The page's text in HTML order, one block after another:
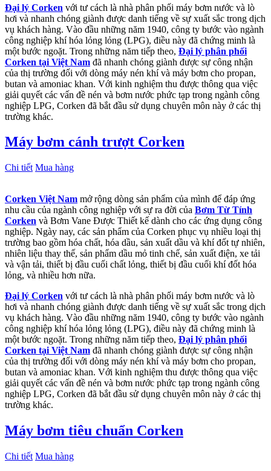
Đại lý Corken với tư cách là nhà phân phối máy bơm nước và lò
hơi và nhanh chóng giành được danh tiếng về sự xuất sắc trong dịch
vụ khách hàng. Vào đầu những năm 1940, công ty bước vào ngành
công nghiệp khí hóa lỏng lỏng (LPG), điều này đã chứng minh là
một bước ngoặt. Trong những năm tiếp theo, Đại lý phân phối
Corken tại Việt Nam đã nhanh chóng giành được sự công nhận
của thị trường đối với dòng máy nén khí và máy bơm cho propan,
butan và amoniac khan. Với kinh nghiệm thu được thông qua việc
giải quyết các vấn đề nén và bơm nước phức tạp trong ngành công
nghiệp LPG, Corken đã bắt đầu sử dụng chuyên môn này ở các thị
trường khác.
Máy bơm cánh trượt Corken
Chi tiết Mua hàng
Corken Việt Nam mở rộng dòng sản phẩm của mình để đáp ứng
nhu cầu của ngành công nghiệp với sự ra đời của Bơm Từ Tính
Corken và Bơm Vane Được Thiết kế dành cho các ứng dụng công
nghiệp. Ngày nay, các sản phẩm của Corken phục vụ nhiều loại thị
trường bao gồm hóa chất, hóa dầu, sản xuất dầu và khí đốt tự nhiên,
nhiên liệu thay thế, sản phẩm dầu mỏ tinh chế, sản xuất điện, xe tải
và vận tải, thiết bị đầu cuối chất lỏng, thiết bị đầu cuối khí đốt hóa
lỏng, và nhiều hơn nữa.
Đại lý Corken với tư cách là nhà phân phối máy bơm nước và lò
hơi và nhanh chóng giành được danh tiếng về sự xuất sắc trong dịch
vụ khách hàng. Vào đầu những năm 1940, công ty bước vào ngành
công nghiệp khí hóa lỏng lỏng (LPG), điều này đã chứng minh là
một bước ngoặt. Trong những năm tiếp theo, Đại lý phân phối
Corken tại Việt Nam đã nhanh chóng giành được sự công nhận
của thị trường đối với dòng máy nén khí và máy bơm cho propan,
butan và amoniac khan. Với kinh nghiệm thu được thông qua việc
giải quyết các vấn đề nén và bơm nước phức tạp trong ngành công
nghiệp LPG, Corken đã bắt đầu sử dụng chuyên môn này ở các thị
trường khác.
Máy bơm tiêu chuẩn Corken
Chi tiết Mua hàng